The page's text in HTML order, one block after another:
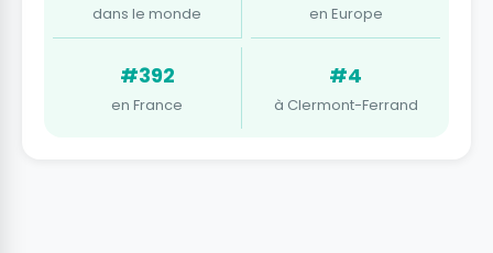
dans le monde en Europe
#392
en France
#4
à Clermont-Ferrand